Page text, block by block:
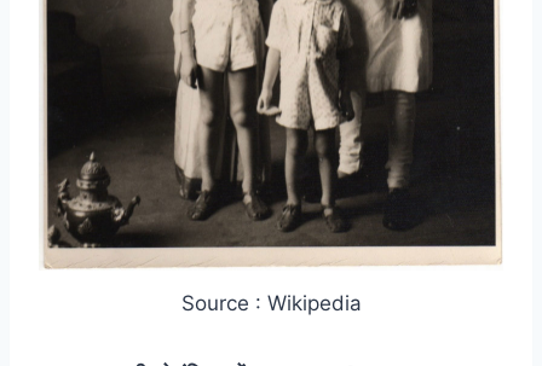
Source : Wikipedia